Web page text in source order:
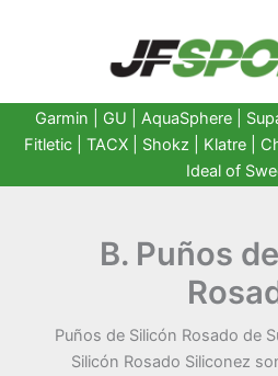
Garmin GU AquaSphere|
Fitletic
TACX Shokz Klatre
Ideal of
B. Puños
Puños de Silicón Rosado de
Silicón Rosado Siliconez